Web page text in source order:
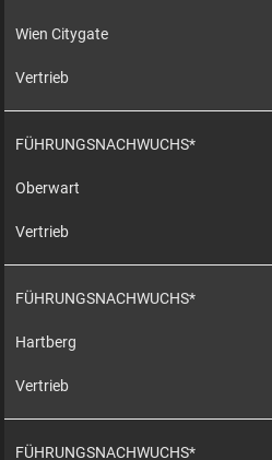
Wien Citygate
Vertrieb
FÜHRUNGSNACHWUCHS*
Oberwart
Vertrieb
FÜHRUNGSNACHWUCHS*
Hartberg
Vertrieb
FÜHRUNGSNACHWUCHS*